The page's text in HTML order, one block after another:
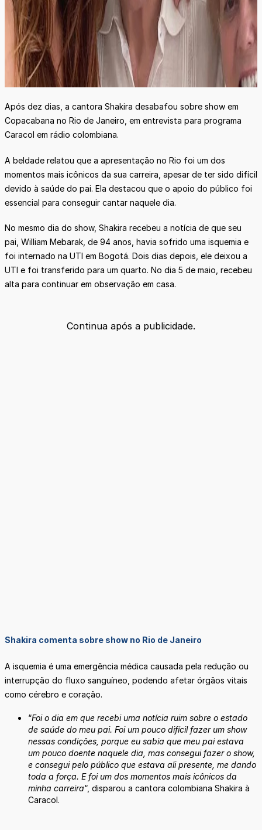
Após dez dias, a cantora Shakira desabafou sobre show em
Copacabana no Rio de Janeiro, em entrevista para programa
Caracol em rádio colombiana.
A beldade relatou que a apresentação no Rio foi um dos
momentos mais icônicos da sua carreira, apesar de ter sido difícil
devido à saúde do pai. Ela destacou que o apoio do público foi
essencial para conseguir cantar naquele dia.
No mesmo dia do show, Shakira recebeu a notícia de que seu
pai, William Mebarak, de 94 anos, havia sofrido uma isquemia e
foi internado na UTI em Bogotá. Dois dias depois, ele deixou a
UTI e foi transferido para um quarto. No dia 5 de maio, recebeu
alta para continuar em observação em casa.
Continua após a publicidade.
Shakira comenta sobre show no Rio de Janeiro
A isquemia é uma emergência médica causada pela redução ou
interrupção do fluxo sanguíneo, podendo afetar órgãos vitais
como cérebro e coração.
“Foi o dia em que recebi uma notícia ruim sobre o estado
de saúde do meu pai. Foi um pouco difícil fazer um show
nessas condições, porque eu sabia que meu pai estava
um pouco doente naquele dia, mas consegui fazer o show,
e consegui pelo público que estava ali presente, me dando
toda a força. E foi um dos momentos mais icônicos da
minha carreira“, disparou a cantora colombiana Shakira à
Caracol.